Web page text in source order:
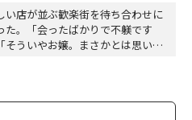
い店が並ぶ歓楽街を待ち合わせに
。「会ったばかりで不躾です
ういやお嬢。まさかとは思いま
「手厳しいすっねぇ。今日…